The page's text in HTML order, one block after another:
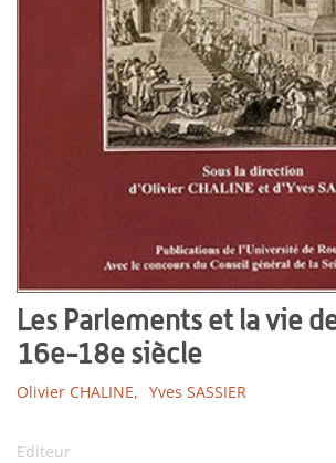
Les Parlements et la vie
16e-18e siècle
Olivier CHALINE, Yves SASSIER
Editeur